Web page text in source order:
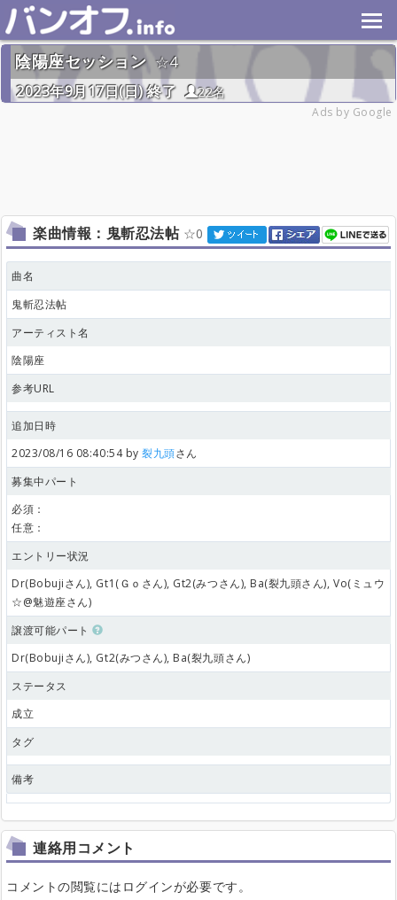
陰陽座セッション
4
2023年9月17日(日) 終了
22名
Ads by Google
楽曲情報：鬼斬忍法帖 0
曲名
鬼斬忍法帖
アーティスト名
陰陽座
参考URL
追加日時
2023/08/16 08:40:54 by裂九頭さん
募集中パート
必須：
任意：
エントリー状況
Dr(Bobujiさん), Gt1(Ｇｏさん), Gt2(みつさん), Ba(裂九頭さん), Vo(ミュウ
☆@魅遊座さん)
譲渡可能パート
Dr(Bobujiさん), Gt2(みつさん), Ba(裂九頭さん)
ステータス
成立
タグ
備考
連絡用コメント
コメントの閲覧にはログインが必要です。